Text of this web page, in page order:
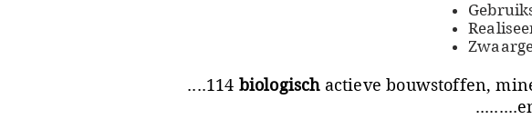
....114 biologisch actieve bouwstoffen,
.........en deze